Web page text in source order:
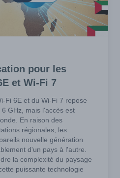
pour les
et Wi-Fi 7
Fi 6E et du Wi-Fi 7 repose
GHz, mais l'accès est
En raison des
régionales, les
nouvelle génération
d'un pays à l'autre.
la complexité du paysage
puissante technologie